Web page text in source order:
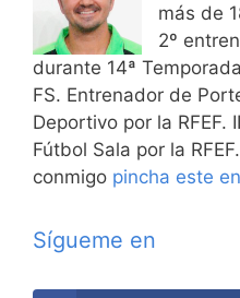
más de
2º
durante 14ª
FS. Entrenador de
Deportivo por la RFEF.
Fútbol Sala por la
conmigo pincha este
Sígueme en